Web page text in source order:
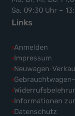
Sa, 09:30 Uhr –
Links
Anmelden
Impressum
Neuwagen-
Informationen
Datenschutz